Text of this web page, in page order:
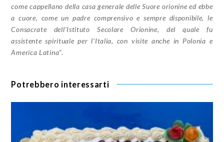
come cappellano della casa generale delle Suore orionine ed ebbe
a cuore, come un padre comprensivo e sempre disponibile, le
Consacrate dell’Istituto Secolare Orionine, del quale fu
assistente spirituale per l’Italia, con visite anche in Polonia e
America Latina“.
Potrebbero interessarti